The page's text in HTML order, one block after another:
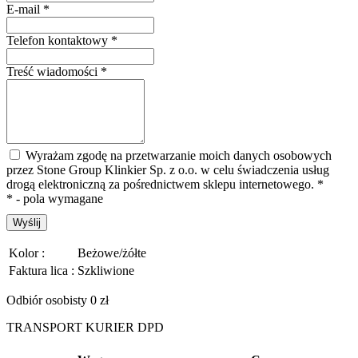
E-mail *
Telefon kontaktowy *
Treść wiadomości *
Wyrażam zgodę na przetwarzanie moich danych osobowych
przez Stone Group Klinkier Sp. z o.o. w celu świadczenia usług
drogą elektroniczną za pośrednictwem sklepu internetowego. *
* - pola wymagane
Wyślij
Kolor :
Beżowe/żółte
Faktura lica : Szkliwione
Odbiór osobisty 0 zł
TRANSPORT KURIER DPD